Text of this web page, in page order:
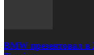
BMW презентовал